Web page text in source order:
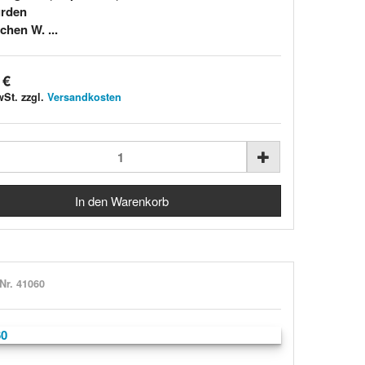
W. ...
zzgl.Versandkosten
41060